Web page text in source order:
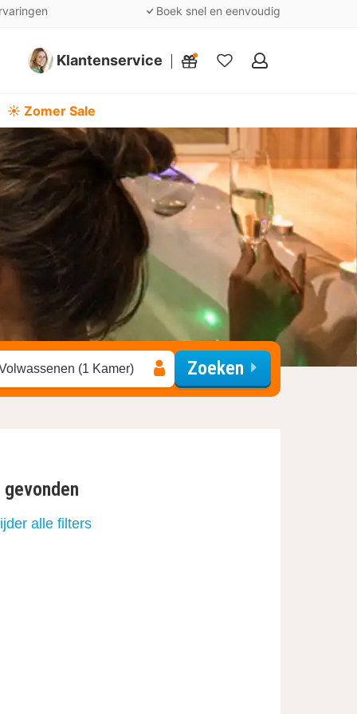
Boek snel en eenvoudig
Klantenservice
Mijn
☀️ Zomer Sale
(1 Kamer) Zoeken
alle filters